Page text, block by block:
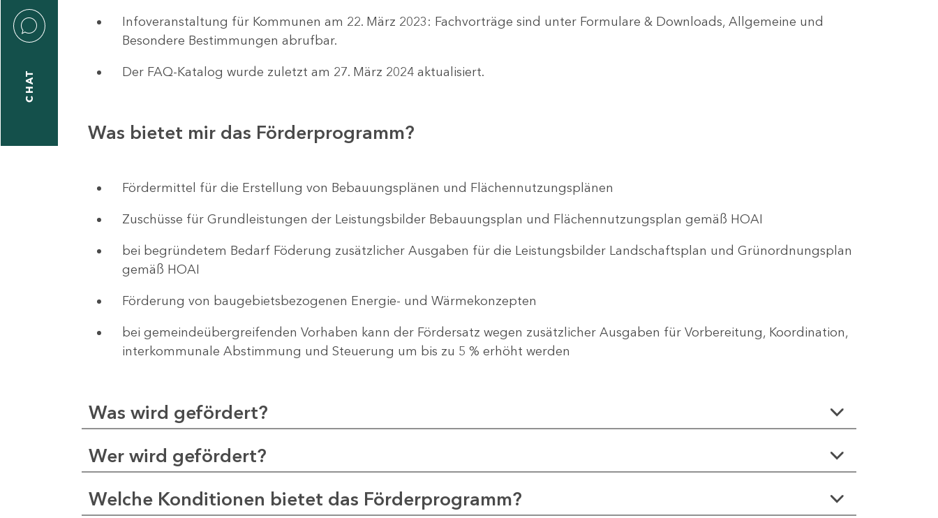
CHAT
Infoveranstaltung für Kommunen am 22. März 2023: Fachvorträge sind unter Formulare & Downloads, Allgemeine und
Besondere Bestimmungen abrufbar.
Der FAQ-Katalog wurde zuletzt am 27. März 2024 aktualisiert.
Was bietet mir das Förderprogramm?
Fördermittel für die Erstellung von Bebauungsplänen und Flächennutzungsplänen
Zuschüsse für Grundleistungen der Leistungsbilder Bebauungsplan und Flächennutzungsplan gemäß HOAI
bei begründetem Bedarf Föderung zusätzlicher Ausgaben für die Leistungsbilder Landschaftsplan und Grünordnungsplan
gemäß HOAI
Förderung von baugebietsbezogenen Energie- und Wärmekonzepten
bei gemeindeübergreifenden Vorhaben kann der Fördersatz wegen zusätzlicher Ausgaben für Vorbereitung, Koordination,
interkommunale Abstimmung und Steuerung um bis zu 5 % erhöht werden
Was wird gefördert?
Wer wird gefördert?
Welche Konditionen bietet das Förderprogramm?